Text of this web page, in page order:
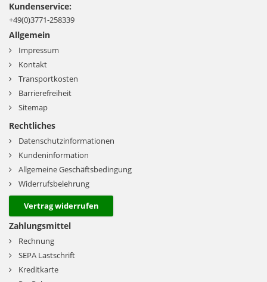
Kundenservice:
+49(0)3771-258339
Allgemein
Impressum
Kontakt
Transportkosten
Barrierefreiheit
Sitemap
Rechtliches
Datenschutzinformationen
Kundeninformation
Allgemeine Geschäftsbedingung
Widerrufsbelehrung
Vertrag widerrufen
Zahlungsmittel
Rechnung
SEPA Lastschrift
Kreditkarte